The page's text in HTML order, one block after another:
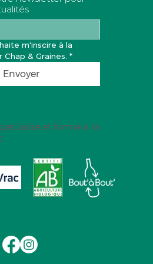
:
m'inscire à la
& Graines. *
Envoyer
et formé à la